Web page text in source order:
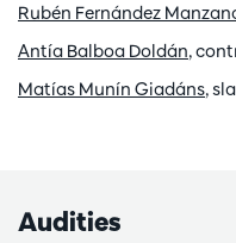
Rubén Fernández
Antía Balboa Doldán,
Matías Munín Giadáns,
Audities